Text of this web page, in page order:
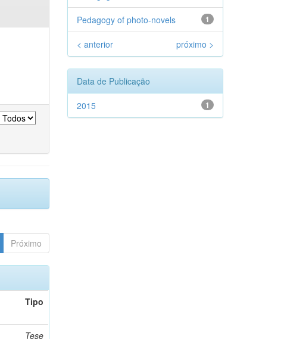
Próximo
Tipo
Tese
1
Pedagogy of photo-novels
< anterior próximo >
Data de Publicação
1
2015